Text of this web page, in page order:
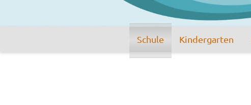
Schule Kindergarten